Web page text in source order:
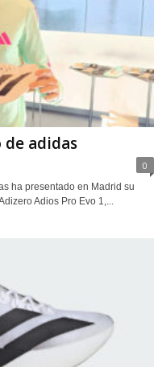
de adidas
0
ha presentado en Madrid su
Adios Pro Evo 1,...